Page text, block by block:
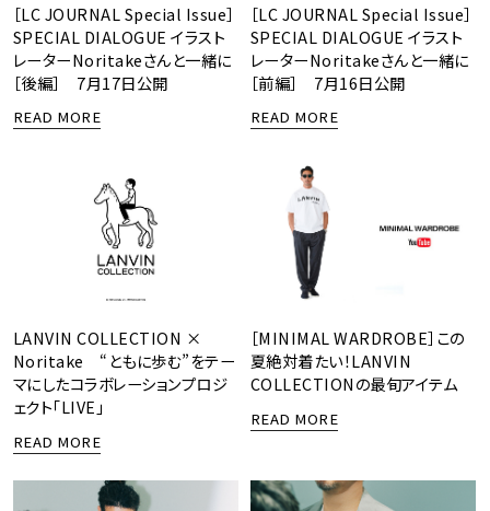
［LC JOURNAL Special Issue］
SPECIAL DIALOGUE イラスト
レーターNoritakeさんと一緒に
［後編］ 7月17日公開
READ MORE
［LC JOURNAL Special Issue］
SPECIAL DIALOGUE イラスト
レーターNoritakeさんと一緒に
［前編］ 7月16日公開
READ MORE
LANVIN COLLECTION ×
Noritake “ともに歩む”をテー
マにしたコラボレーションプロジ
ェクト「LIVE」
READ MORE
［MINIMAL WARDROBE］この
夏絶対着たい！LANVIN
COLLECTIONの最旬アイテム
READ MORE